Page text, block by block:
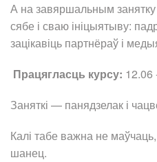
А на завяршальным
сябе і сваю ініцыятыву:
зацікавіць партнёраў і
Працягласць курсу: 12.06
Заняткі — панядзелак і
Калі табе важна не
шанец.